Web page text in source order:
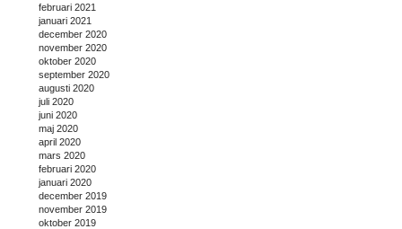
februari 2021
januari 2021
december 2020
november 2020
oktober 2020
september 2020
augusti 2020
juli 2020
juni 2020
maj 2020
april 2020
mars 2020
februari 2020
januari 2020
december 2019
november 2019
oktober 2019